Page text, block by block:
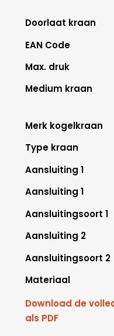
Doorlaat kraan
EAN Code
Max. druk
Medium kraan
Merk kogelkraan
Type kraan
Aansluiting 1
Aansluiting 1
Aansluitingsoort 1
Aansluiting 2
Aansluitingsoort 2
Materiaal
Download de
als PDF